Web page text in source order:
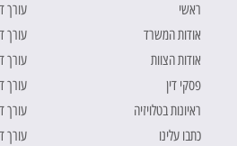
ראשי
אודות המשרד
אודות הצוות
פסקי דין
ראיונות בטלויזיה
כתבו עלינו
עורך
עורך
עורך
עורך
עורך
עורך